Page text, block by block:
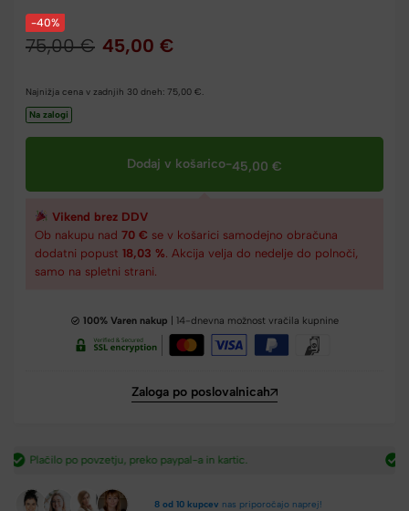
-40%
75,00€ 45,00 €
Najnižja cena v zadnjih 30 dneh: 75,00 €
Na zalogi
Dodaj v košarico-45,00 €
Vikend brez DDV
Ob nakupu nad 70 € se v košarici samodejno obračuna
dodatni popust 18,03 % . Akcija velja do nedelje do polnoči,
samo na spletni strani.
100% Varen nakup | 14-dnevna možnost vračila kupnine
Zaloga po poslovalnicah
Hitra dostava iz Slovenije v 2-4 dneh.​
8 od 10 kupcev nas priporočajo naprej!